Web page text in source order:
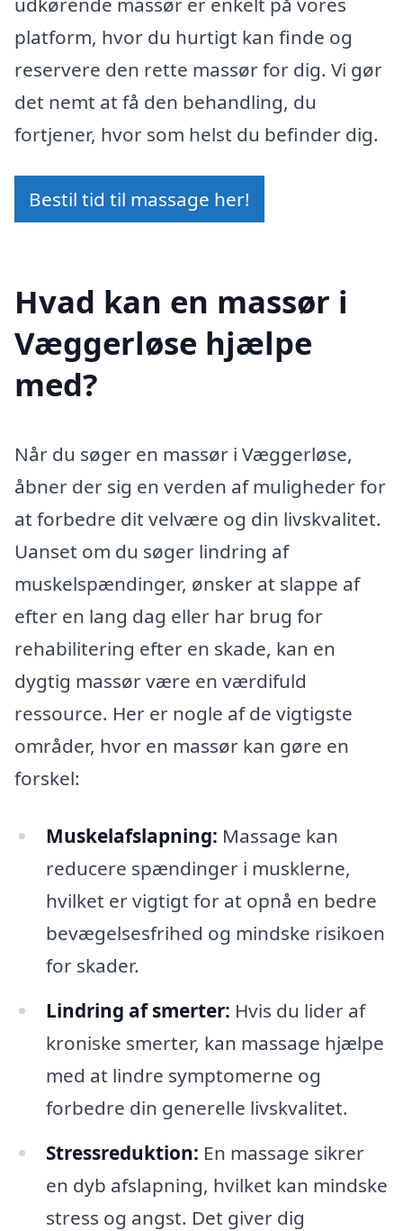
platform, hvor du hurtigt kan finde og
reservere den rette massør for dig. Vi gør
det nemt at få den behandling, du
fortjener, hvor som helst du befinder dig.
Bestil tid til massage her!
Hvad kan en massør i
Væggerløse hjælpe
med?
Når du søger en massør i Væggerløse,
åbner der sig en verden af muligheder for
at forbedre dit velvære og din livskvalitet.
Uanset om du søger lindring af
muskelspændinger, ønsker at slappe af
efter en lang dag eller har brug for
rehabilitering efter en skade, kan en
dygtig massør være en værdifuld
ressource. Her er nogle af de vigtigste
områder, hvor en massør kan gøre en
forskel:
Muskelafslapning: Massage kan
reducere spændinger i musklerne,
hvilket er vigtigt for at opnå en bedre
bevægelsesfrihed og mindske risikoen
for skader.
Lindring af smerter: Hvis du lider af
kroniske smerter, kan massage hjælpe
med at lindre symptomerne og
forbedre din generelle livskvalitet.
Stressreduktion: En massage sikrer
en dyb afslapning, hvilket kan mindske
stress og angst. Det giver dig